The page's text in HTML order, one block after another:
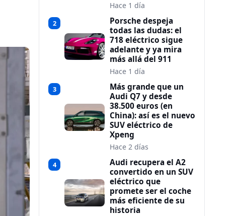
Hace 1 día
2
Porsche despeja
todas las dudas: el
718 eléctrico sigue
adelante y ya mira
más allá del 911
Hace 1 día
3
Más grande que un
Audi Q7 y desde
38.500 euros (en
China): así es el nuevo
SUV eléctrico de
Xpeng
Hace 2 días
4
Audi recupera el A2
convertido en un SUV
eléctrico que
promete ser el coche
más eficiente de su
historia